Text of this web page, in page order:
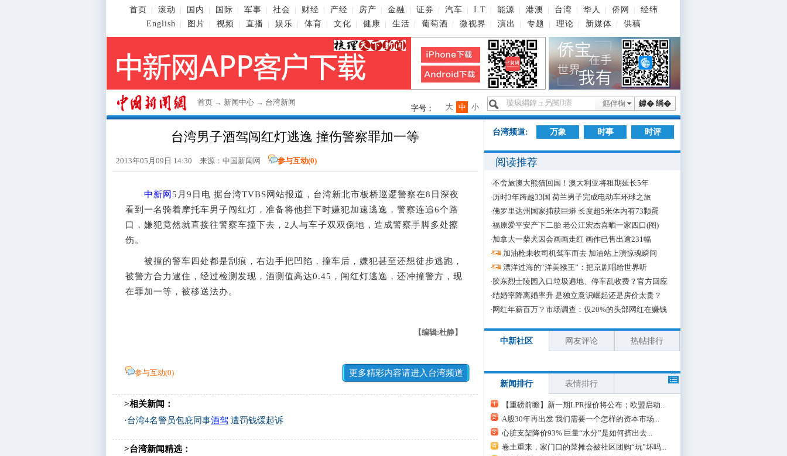
首页 滚动 国内 国际 军事 社会 财经 产经 房产 金融 证券 汽车 I T 能源 港澳 台湾 华人 侨网
经纬
English
图片 视频 直播 娱乐 体育 文化 健康 生活 葡萄酒 微视界 演出 专题 理论 新媒体 供稿
首页 → 新闻中心 → 台湾新闻 鎼� 绱�
鏂伴椈
字号： 小
中
大
台湾男子酒驾闯红灯逃逸 撞伤警察罪加一等
2013年05月09日 14:30 来源： 中国新闻网 参与互动(0)
中新网 5月9日电 据台湾TVBS网站报道，台湾新北市板桥巡逻警察在8日深夜
看到一名骑着摩托车男子闯红灯，准备将他拦下时嫌犯加速逃逸，警察连追6个路
口，嫌犯竟然就直接往警察车撞下去，2人与车子双双倒地，造成警察手脚多处擦
伤。
被撞的警车四处都是刮痕，右边手把凹陷，撞车后，嫌犯甚至还想徒步逃跑，
被警方合力逮住，经过检测发现，酒测值高达0.45，闯红灯逃逸，还冲撞警方，现
在罪加一等，被移送法办。
【编辑:杜静】
参与互动(0) 更多精彩内容请进入台湾频道
>相关新闻：
·台湾4名警员包庇同事酒驾 遭罚钱缓起诉
>台湾新闻精选：
台湾频道: 万象 时事 时评
阅读推荐
·不舍旅澳大熊猫回国！澳大利亚将租期延长5年
·历时3年跨越33国 荷兰男子完成电动车环球之旅
·佛罗里达州国家捕获巨蟒 长度超5米体内有73颗蛋
·福原爱平安产下二胎 老公江宏杰喜晒一家四口(图)
·加拿大一柴犬因会画画走红 画作已售出逾231幅
·
加油枪未收司机驾车而去 加油站上演惊魂瞬间
·
漂洋过海的“洋美猴王”：把京剧唱给世界听
·胶东烈士陵园入口垃圾遍地、停车乱收费？官方回应
·结婚率降离婚率升 是独立意识崛起还是房价太贵？
· 网红年薪百万？市场调查：仅20%的头部网红在赚钱
中新社区 网友评论 热帖排行
新闻排行 表情排行
【重磅前瞻】新一期LPR报价将公布；欧盟启动...
A股30年再出发 我们需要一个怎样的资本市场...
心脏支架降价93% 巨量“水分”是如何挤出去...
卷土重来，家门口的菜摊会被社区团购“玩”坏吗...